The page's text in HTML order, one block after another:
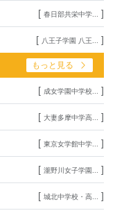
[ 春日部共栄中学... ]
[ 八王子学園 八王... ]
もっと見る
[ 成女学園中学校... ]
[ 大妻多摩中学高... ]
[ 東京女学館中学... ]
[ 瀧野川女子学園... ]
[ 城北中学校・高... ]